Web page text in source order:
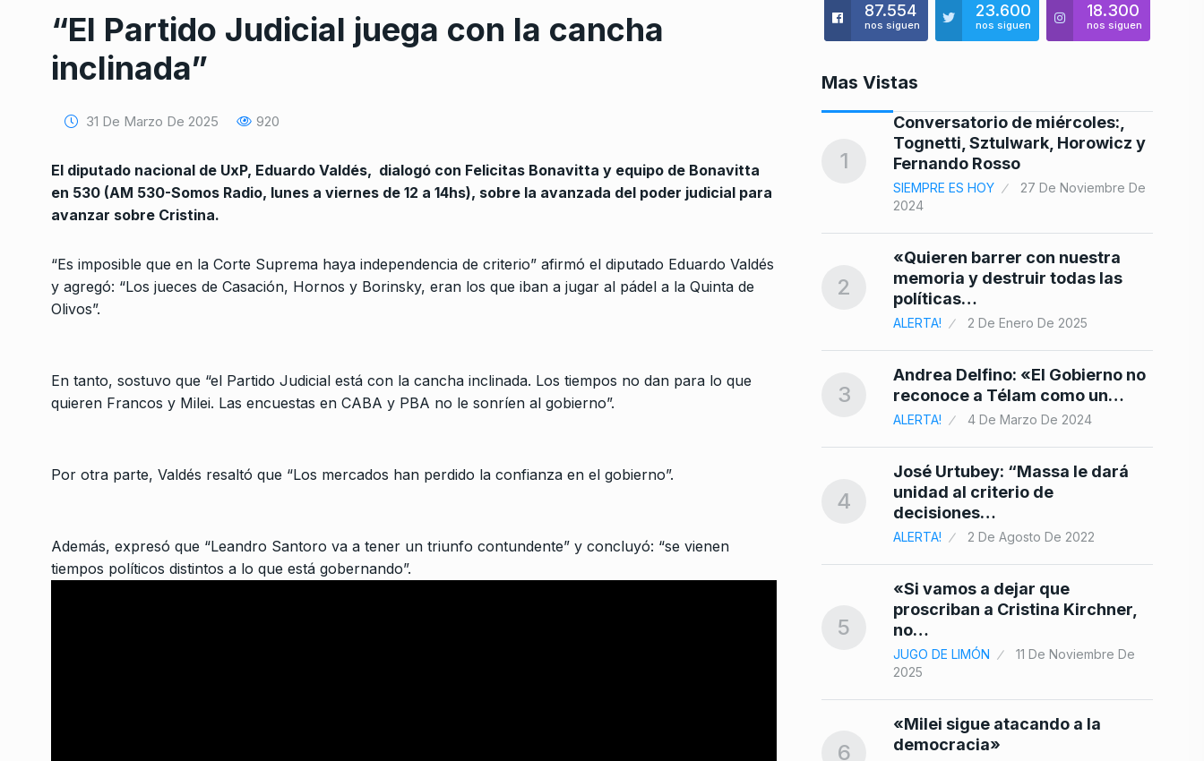
“El Partido Judicial juega con la cancha
inclinada”
31 De Marzo De 2025 920
El diputado nacional de UxP, Eduardo Valdés, dialogó con Felicitas Bonavitta y equipo de Bonavitta
en 530 (AM 530-Somos Radio, lunes a viernes de 12 a 14hs), sobre la avanzada del poder judicial para
avanzar sobre Cristina.
“Es imposible que en la Corte Suprema haya independencia de criterio” afirmó el diputado Eduardo Valdés
y agregó: “Los jueces de Casación, Hornos y Borinsky, eran los que iban a jugar al pádel a la Quinta de
Olivos”.
En tanto, sostuvo que “el Partido Judicial está con la cancha inclinada. Los tiempos no dan para lo que
quieren Francos y Milei. Las encuestas en CABA y PBA no le sonríen al gobierno”.
Por otra parte, Valdés resaltó que “Los mercados han perdido la confianza en el gobierno”.
Además, expresó que “Leandro Santoro va a tener un triunfo contundente” y concluyó: “se vienen
tiempos políticos distintos a lo que está gobernando”.
87.554
nos siguen
23.600
nos siguen
18.300
nos siguen
Mas Vistas
1
Conversatorio de miércoles:,
Fernando Rosso
SIEMPRE ES HOY
27 De Noviembre De
2
«Quieren barrer con nuestra
memoria y destruir todas las
políticas…
3
Andrea Delfino: «El Gobierno no
reconoce a Télam como un…
José Urtubey: “Massa le dará
ALERTA! 10 De Agosto De 2022
BONAVITTA 530
14 De Noviembre De
2025
CABALLERO DE DÍA
13 De Enero De
2025
1
Conversatorio de miércoles:,
Tognetti, Sztulwark, Horowicz y
Fernando Rosso
SIEMPRE ES HOY
27 De Noviembre De
2024
2
«Quieren barrer con nuestra
memoria y destruir todas las
políticas…
ALERTA! 2 De Enero De 2025
3
Andrea Delfino: «El Gobierno no
reconoce a Télam como un…
ALERTA! 4 De Marzo De 2024
4
José Urtubey: “Massa le dará
unidad al criterio de
decisiones…
ALERTA! 2 De Agosto De 2022
5
«Si vamos a dejar que
proscriban a Cristina Kirchner,
no…
JUGO DE LIMÓN
11 De Noviembre De
2025
6
«Milei sigue atacando a la
democracia»